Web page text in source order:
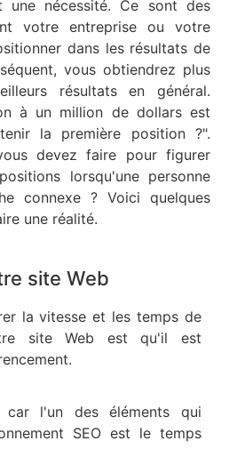
une nécessité. Ce sont des
votre entreprise ou votre
dans les résultats de
vous obtiendrez plus
résultats en général.
à un million de dollars est
la première position ?".
devez faire pour figurer
lorsqu'une personne
connexe ? Voici quelques
une réalité.
site Web
la vitesse et les temps de
site Web est qu'il est
l'un des éléments qui
SEO est le temps